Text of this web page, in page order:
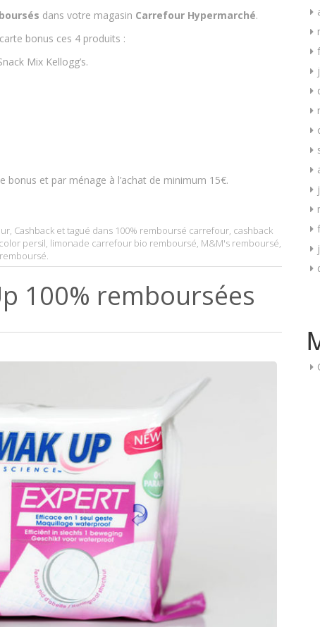
dans votre magasin Carrefour Hypermarché.
bonus ces 4 produits :
Mix Kellogg’s.
bonus et par ménage à l’achat de minimum 15€.
, Cashback et tagué dans 100% remboursé carrefour, cashback
persil, limonade carrefour bio remboursé, M&M's remboursé,
.
100% remboursées